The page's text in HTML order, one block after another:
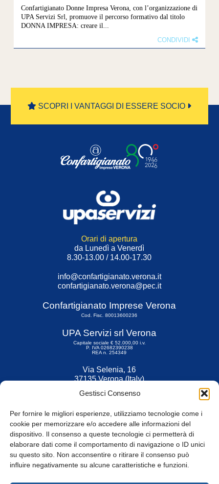
Gestisci Consenso
Per fornire le migliori esperienze, utilizziamo tecnologie come i
cookie per memorizzare e/o accedere alle informazioni del
dispositivo. Il consenso a queste tecnologie ci permetterà di
elaborare dati come il comportamento di navigazione o ID unici
su questo sito. Non acconsentire o ritirare il consenso può
influire negativamente su alcune caratteristiche e funzioni.
Confartigianato Donne Impresa Verona, con l’organizzazione di
UPA Servizi Srl, promuove il percorso formativo dal titolo
DONNA IMPRESA: creare il...
CONDIVIDI
SCOPRI I VANTAGGI DI ESSERE SOCIO
Orari di apertura
da Lunedì a Venerdì
8.30-13.00 / 14.00-17.30
info@confartigianato.verona.it
confartigianato.verona@pec.it
Confartigianato Imprese Verona
Cod. Fisc. 80013600236
UPA Servizi srl Verona
Capitale sociale € 52.000,00 i.v.
P. IVA 02682390238
REA n. 254349
Via Selenia, 16
37135 Verona (Italy)
Fax 045 9211599
© Tutti i diritti riservati